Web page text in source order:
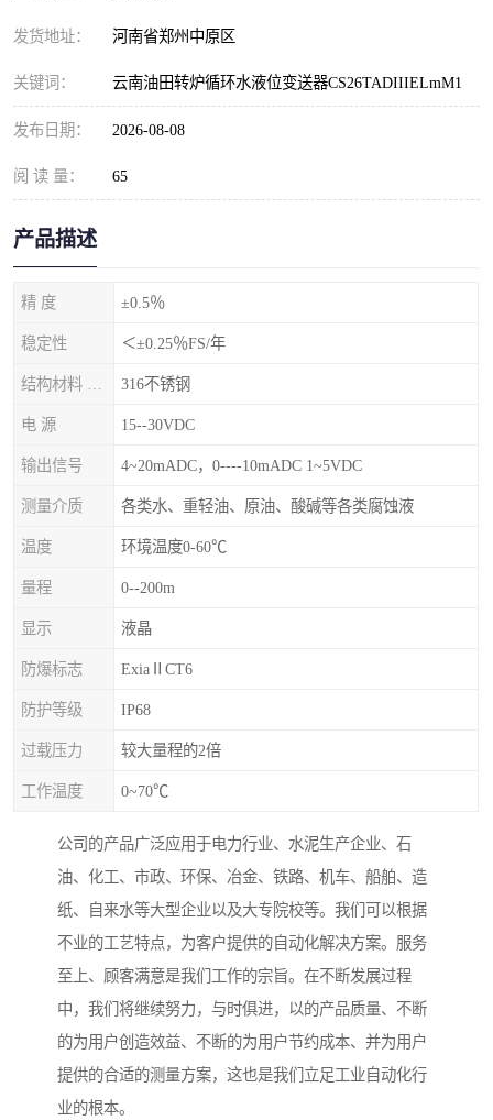
发货地址： 河南省郑州中原区
关键词： 云南油田转炉循环水液位变送器CS26TADIIIELmM1
发布日期： 2026-08-08
阅 读 量： 65
产品描述
精 度 ±0.5％
稳定性 ＜±0.25％FS/年
316不锈钢
电 源 15--30VDC
输出信号 4~20mADC，0----10mADC 1~5VDC
测量介质 各类水、重轻油、原油、酸碱等各类腐蚀液
温度 环境温度0-60℃
量程 0--200m
显示 液晶
防爆标志 ExiaⅡCT6
防护等级 IP68
过载压力 较大量程的2倍
工作温度 0~70℃
公司的产品广泛应用于电力行业、水泥生产企业、石
油、化工、市政、环保、冶金、铁路、机车、船舶、造
纸、自来水等大型企业以及大专院校等。我们可以根据
不业的工艺特点，为客户提供的自动化解决方案。服务
至上、顾客满意是我们工作的宗旨。在不断发展过程
中，我们将继续努力，与时俱进，以的产品质量、不断
的为用户创造效益、不断的为用户节约成本、并为用户
提供的合适的测量方案，这也是我们立足工业自动化行
业的根本。